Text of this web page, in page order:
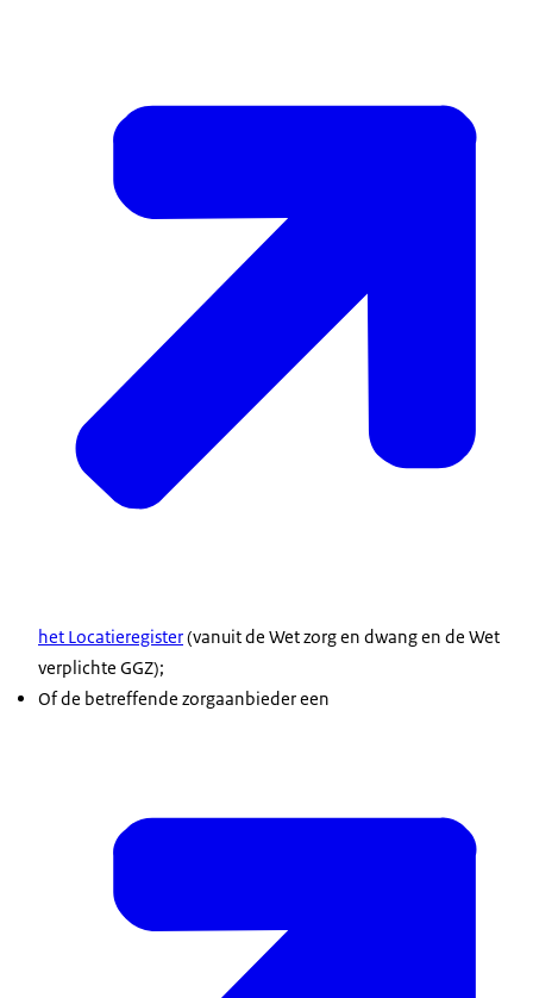
het Locatieregister(vanuit de Wet zorg en dwang en de Wet
verplichte GGZ);
Of de betreffende zorgaanbieder een